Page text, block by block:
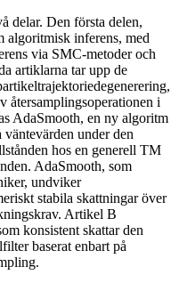
delar. Den första delen,
algoritmisk inferens, med
via SMC-metoder och
artiklarna tar upp de
återsamplingsoperationen i
AdaSmooth, en ny algoritm
under den
hos en generell TM
AdaSmooth, som
undviker
stabila skattningar över
Artikel B
konsistent skattar den
baserat enbart på